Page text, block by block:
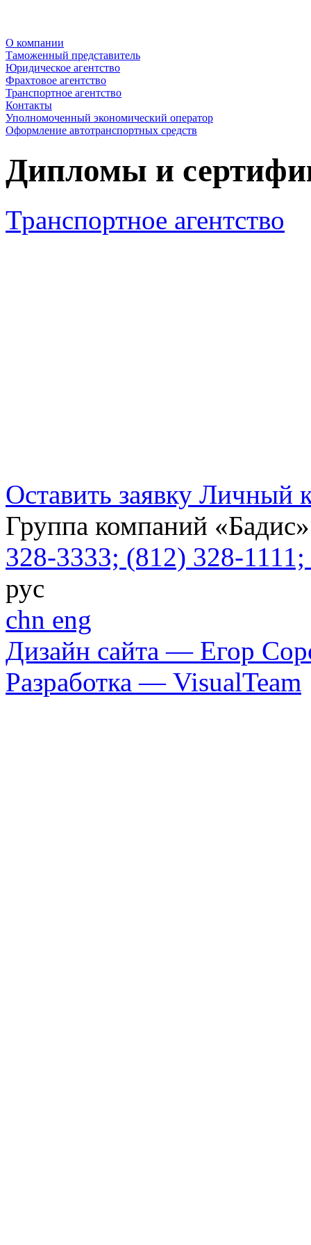
О компании
Таможенный представитель
Юридическое агентство
Фрахтовое агентство
Транспортное агентство
Контакты
Уполномоченный экономический оператор
Оформление автотранспортных средств
Дипломы и
Транспортное агентство
Оставить заявку Личный
Группа компаний
328-3333; (812) 328-
рус
chn eng
Дизайн сайта — Егор
Разработка — VisualTeam